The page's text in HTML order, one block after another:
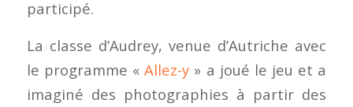
participé.
La classe d’Audrey, venue d’Autriche avec
le programme «Allez-y » a joué le jeu et a
imaginé des photographies à partir des